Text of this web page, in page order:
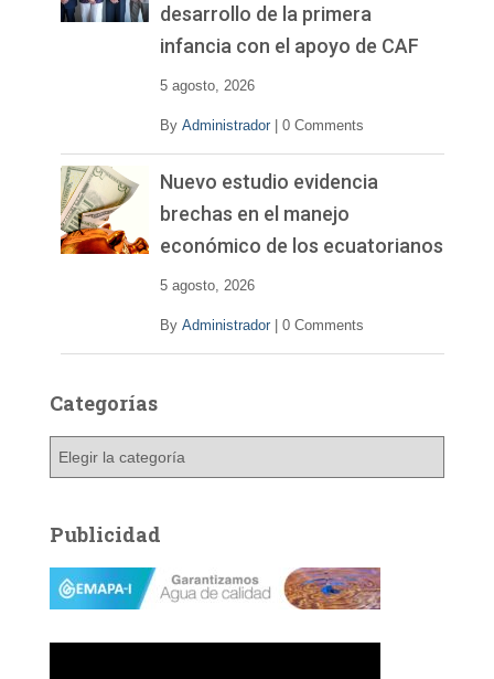
desarrollo de la primera
infancia con el apoyo de CAF
5 agosto, 2026
By Administrador 0 Comments
Nuevo estudio evidencia
brechas en el manejo
económico de los ecuatorianos
5 agosto, 2026
By Administrador 0 Comments
Categorías
g
o
a
Publicidad